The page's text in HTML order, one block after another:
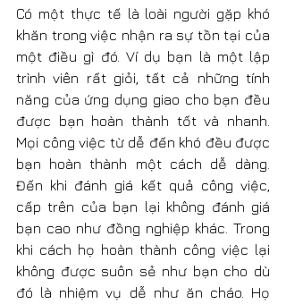
Có một thực tế là loài người gặp khó
khăn trong việc nhận ra sự tồn tại của
một điều gì đó. Ví dụ bạn là một lập
trình viên rất giỏi, tất cả những tính
năng của ứng dụng giao cho bạn đều
được bạn hoàn thành tốt và nhanh.
Mọi công việc từ dễ đến khó đều được
bạn hoàn thành một cách dễ dàng.
Đến khi đánh giá kết quả công việc,
cấp trên của bạn lại không đánh giá
bạn cao như đồng nghiệp khác. Trong
khi cách họ hoàn thành công việc lại
không được suôn sẻ như bạn cho dù
đó là nhiệm vụ dễ như ăn cháo. Họ